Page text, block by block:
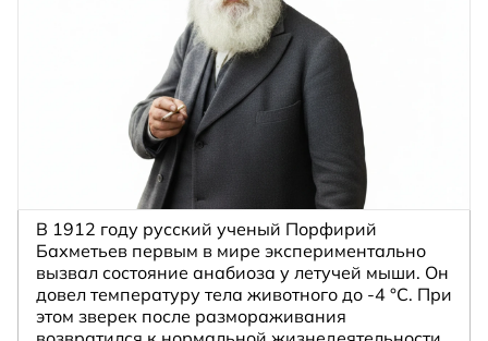
В 1912 году русский ученый Порфирий
Бахметьев первым в мире экспериментально
вызвал состояние анабиоза у летучей мыши. Он
довел температуру тела животного до -4 °C. При
этом зверек после размораживания